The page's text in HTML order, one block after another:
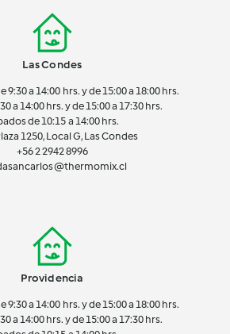
Las Condes
9:30 a 14:00 hrs. y de 15:00 a 18:00 hrs.
a 14:00 hrs. y de 15:00 a 17:30 hrs.
de 10:15 a 14:00 hrs.
1250, Local G, Las Condes
+56 2 2942 8996
Providencia
9:30 a 14:00 hrs. y de 15:00 a 18:00 hrs.
a 14:00 hrs. y de 15:00 a 17:30 hrs.